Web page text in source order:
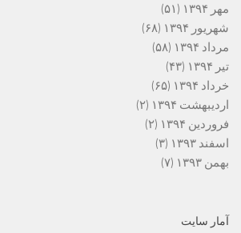
مهر ۱۳۹۴
(۵۱)
شهریور ۱۳۹۴
(۶۸)
مرداد ۱۳۹۴
(۵۸)
تیر ۱۳۹۴
(۴۳)
خرداد ۱۳۹۴
(۶۵)
اردیبهشت ۱۳۹۴
(۲)
فروردین ۱۳۹۴
(۲)
اسفند ۱۳۹۳
(۳)
بهمن ۱۳۹۳
(۷)
آمار سایت